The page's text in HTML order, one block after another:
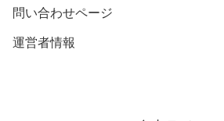
問い合わせページ
運営者情報